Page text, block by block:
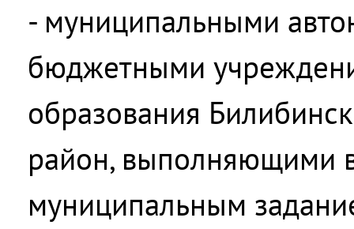
- муниципальными
бюджетными
образования
район, выполняющими в
муниципальным